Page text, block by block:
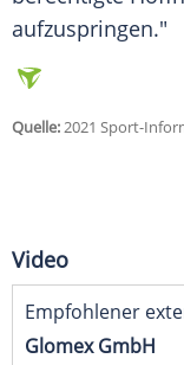
aufzuspringen."
Quelle:2021 Sport-
Video
Empfohlener
Glomex GmbH